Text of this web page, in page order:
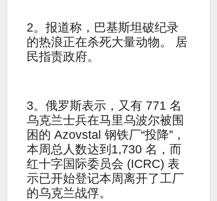
2。报道称，巴基斯坦破纪录
的热浪正在杀死大量动物。 居
民指责政府。
3。俄罗斯表示，又有 771 名
乌克兰士兵在马里乌波尔被围
困的 Azovstal 钢铁厂“投降”，
本周总人数达到1,730 名，而
红十字国际委员会 (ICRC) 表
示已开始登记本周离开了工厂
的乌克兰战俘。